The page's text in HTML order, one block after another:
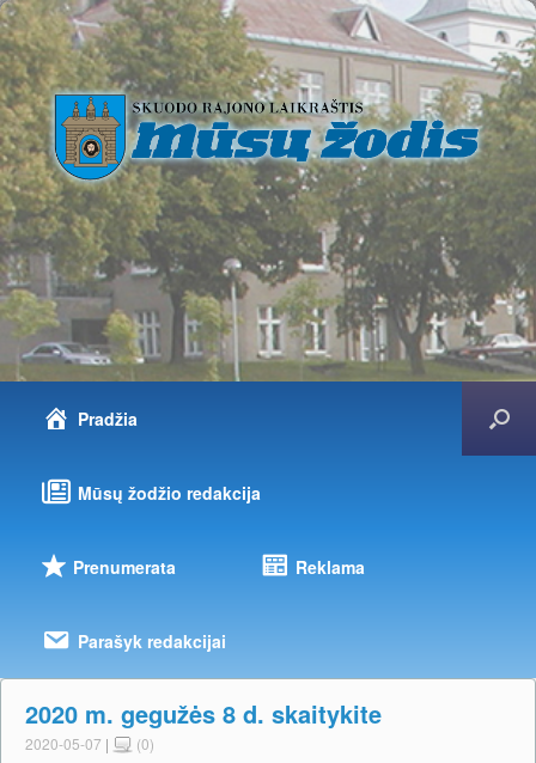
Pradžia
Mūsų žodžio redakcija
Prenumerata Reklama
Parašyk redakcijai
2020 m. gegužės 8 d. skaitykite
2020-05-07 | (0)